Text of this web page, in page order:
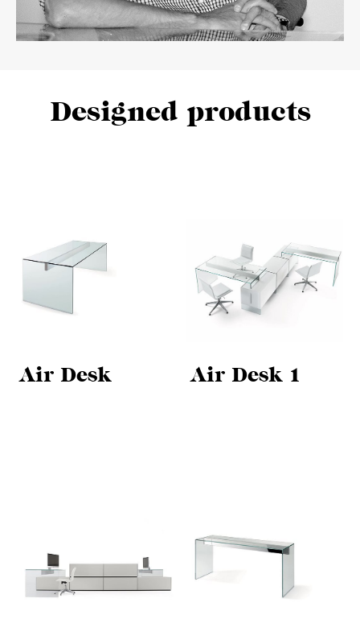
Designed products
Air Desk Air Desk 1